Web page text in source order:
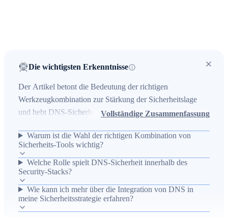
Die wichtigsten Erkenntnisse
Der Artikel betont die Bedeutung der richtigen
Werkzeugkombination zur Stärkung der Sicherheitslage
und hebt DNS-Sicherheit als zentralen, durch alle
darauf, dass DNS eine entscheidende Rolle im
Cybersecurity-Stack spielt und empfiehlt zur Vertiefung das
E-Book „DNS im Cybersicherheits-Stack“. Als praktischer
Nutzen werden bessere Abwehr, konsistente
Sicherheitskontrollen und verbesserte Sichtbarkeit im
Netzwerkumfeld genannt.
Vollständige Zusammenfassung
Warum ist die Wahl der richtigen Kombination von
Sicherheits-Tools wichtig?
Welche Rolle spielt DNS-Sicherheit innerhalb des
Security-Stacks?
Wie kann ich mehr über die Integration von DNS in
meine Sicherheitsstrategie erfahren?